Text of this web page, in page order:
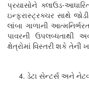
પ્રયાસોને ક્લાઉડ-
ઇન્ફ્રાસ્ટ્રક્ચર સાથે
લાંબા ગાળાની
પાવરની ઉપલબ્ધતાથી
ક્ષેત્રોમાં વિસ્તરી શકે તેની
ડેટા સેન્ટર્સ અને